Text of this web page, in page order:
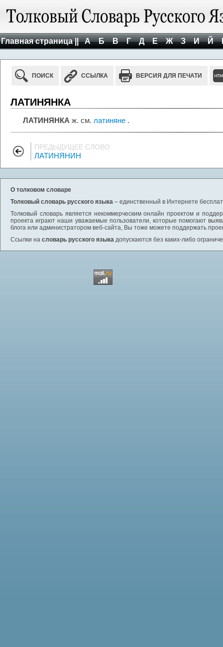
Главная страница || А Б В Г Д Е Ж З И Й
ПОИСК ССЫЛКА ВЕРСИЯ ДЛЯ ПЕЧАТИ
ЛАТИНЯНКА
ЛАТИНЯНКА ж. см. латиняне .
ПРЕДЫДУЩЕЕ СЛОВО
ЛАТИНЯНИН
О толковом словаре
Толковый словарь русского языка – единственный в Интернете
Толковый словарь является некоммерческим онлайн проектом и
проекта играют наши уважаемые пользователи, которые помогают
блога или администратором веб-сайта, Вы тоже можете поддержать
Ссылки на словарь русского языка допускаются без каких-либо